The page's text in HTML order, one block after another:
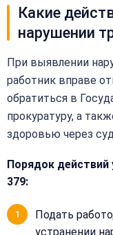
Какие
нарушении
При выявлении
работник вправе
обратиться в
прокуратуру, а
здоровью через
Порядок действий
379:
Подать
устранении